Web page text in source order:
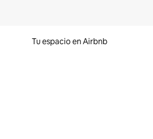
Tu espacio en Airbnb